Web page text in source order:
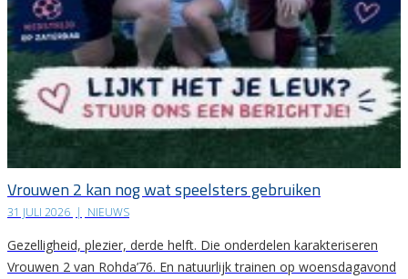
Vrouwen 2 kan nog wat speelsters gebruiken
31 JULI 2026 | NIEUWS
Gezelligheid, plezier, derde helft. Die onderdelen karakteriseren
Vrouwen 2 van Rohda’76. En natuurlijk trainen op woensdagavond